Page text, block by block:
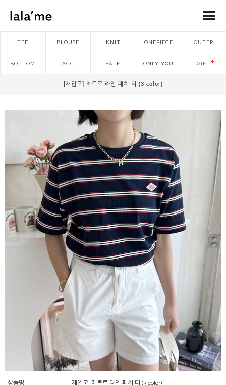
TEE BLOUSE KNIT ONEPIECE OUTER
BOTTOM ACC SALE ONLY YOU GIFT
[재입고] 레트로 라인 패치 티 (3 color)
상품명 [재입고] 레트로 라인 패치 티 (3 color)